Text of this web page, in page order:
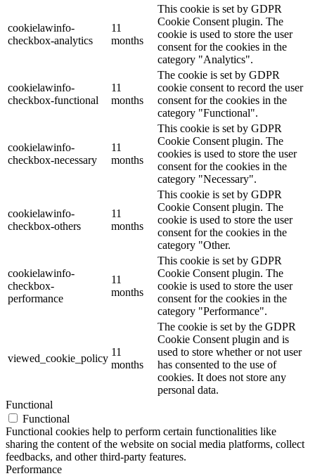
cookielawinfo-
checkbox-analytics
11
months
This cookie is set by GDPR
Cookie Consent plugin. The
cookie is used to store the user
consent for the cookies in the
category "Analytics".
cookielawinfo-
checkbox-functional
11
months
The cookie is set by GDPR
cookie consent to record the user
consent for the cookies in the
category "Functional".
cookielawinfo-
checkbox-necessary
11
months
This cookie is set by GDPR
Cookie Consent plugin. The
cookies is used to store the user
consent for the cookies in the
category "Necessary".
cookielawinfo-
checkbox-others
11
months
This cookie is set by GDPR
Cookie Consent plugin. The
cookie is used to store the user
consent for the cookies in the
category "Other.
cookielawinfo-
checkbox-
performance
11
months
This cookie is set by GDPR
Cookie Consent plugin. The
cookie is used to store the user
consent for the cookies in the
category "Performance".
viewed_cookie_policy
11
months
The cookie is set by the GDPR
Cookie Consent plugin and is
used to store whether or not user
has consented to the use of
cookies. It does not store any
personal data.
Functional
Functional
Functional cookies help to perform certain functionalities like
sharing the content of the website on social media platforms, collect
feedbacks, and other third-party features.
Performance